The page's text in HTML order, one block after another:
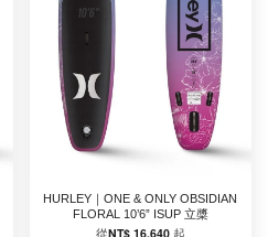
HURLEY｜ONE & ONLY OBSIDIAN
FLORAL 10’6” ISUP 立槳
從NT$ 16,640 起